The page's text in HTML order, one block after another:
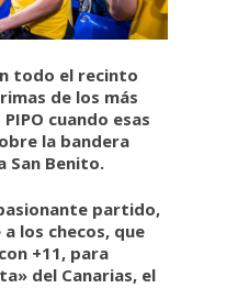
todo el recinto
de los más
cuando esas
la bandera
San Benito.
partido,
los checos, que
+11, para
del Canarias, el